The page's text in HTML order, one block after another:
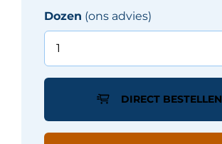
Dozen (ons advies)
Iris
VENICEVILLA
Beige
DIRECT BESTELLEN